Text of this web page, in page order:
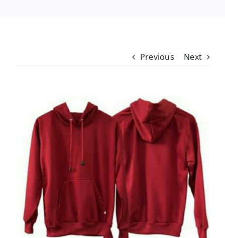
Previous Next
Larger
Image